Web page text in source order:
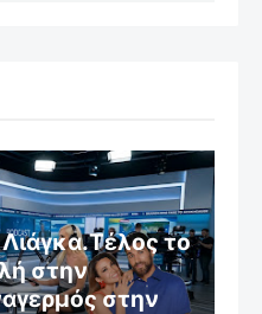
το
στην
στην